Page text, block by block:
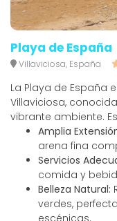
Playa de España
Villaviciosa, España
La Playa de España
Villaviciosa,
vibrante ambiente.
Amplia
arena fina
Servicios
comida y
Belleza Natural:
verdes,
escénicas.